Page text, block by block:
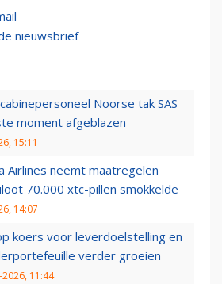
nieuwsbrief
Noorse tak SAS
moment afgeblazen
15:11
Airlines neemt maatregelen
70.000 xtc-pillen smokkelde
14:07
koers voor leverdoelstelling en
verder groeien
2026, 11:44